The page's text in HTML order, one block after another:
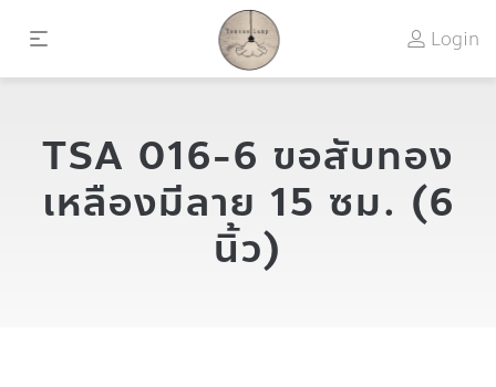
Login
TSA 016-6 ขอสับทอง
เหลืองมีลาย 15 ซม. (6
นิ้ว)